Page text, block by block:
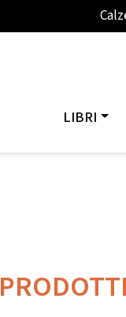
LIBRI
PRODOTTI